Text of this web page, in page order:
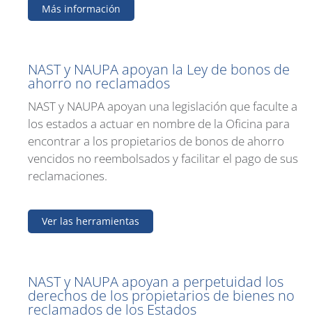
Más información
NAST y NAUPA apoyan la Ley de bonos de
ahorro no reclamados
NAST y NAUPA apoyan una legislación que faculte a
los estados a actuar en nombre de la Oficina para
encontrar a los propietarios de bonos de ahorro
vencidos no reembolsados y facilitar el pago de sus
reclamaciones.
Ver las herramientas
NAST y NAUPA apoyan a perpetuidad los
derechos de los propietarios de bienes no
reclamados de los Estados